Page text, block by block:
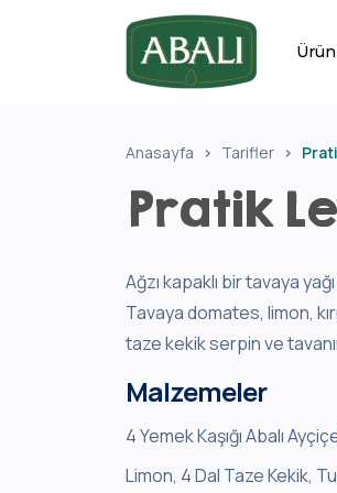
Anasayfa Tarifler
Pratik
Ağzı kapaklı bir tavaya
Tavaya domates, limon,
taze kekik serpin ve
Malzemeler
4 Yemek Kaşığı Abalı
Limon, 4 Dal Taze Kekik,